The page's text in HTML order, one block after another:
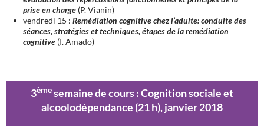
prise en charge (P. Vianin)
vendredi 15 : Remédiation cognitive chez l’adulte: conduite des
séances, stratégies et techniques, étapes de la remédiation
cognitive (I. Amado)
3èmesemaine de cours : Cognition sociale et
alcoolodépendance (21 h), janvier 2018